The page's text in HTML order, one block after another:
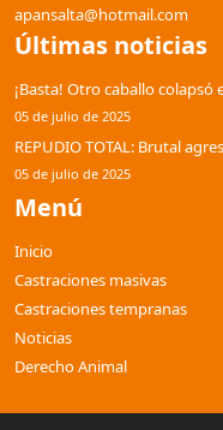
apansalta@hotmail.com
Últimas noticias
¡Basta! Otro caballo
05 de julio de 2025
REPUDIO TOTAL: Brutal
05 de julio de 2025
Menú
Inicio
Castraciones masivas
Castraciones tempranas
Noticias
Derecho Animal